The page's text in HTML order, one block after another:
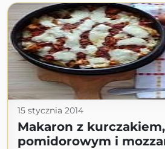
15 stycznia 2014
Makaron z
pomidorowym i